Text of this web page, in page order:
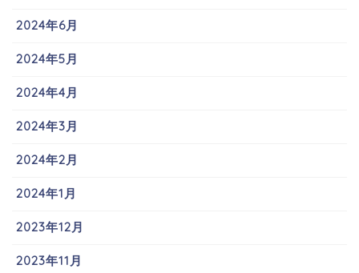
2024年6月
2024年5月
2024年4月
2024年3月
2024年2月
2024年1月
2023年12月
2023年11月